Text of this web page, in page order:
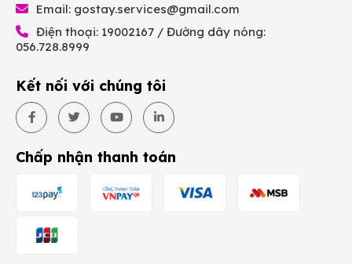
Email: gostay.services@gmail.com
Điện thoại: 19002167 / Đường dây nóng:
056.728.8999
Kết nối với chúng tôi
Chấp nhận thanh toán